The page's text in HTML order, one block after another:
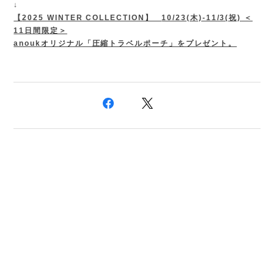
↓
【2025 WINTER COLLECTION】10/23(木)-11/3(祝) ＜
11日間限定＞
anoukオリジナル「圧縮トラベルポーチ」をプレゼント。